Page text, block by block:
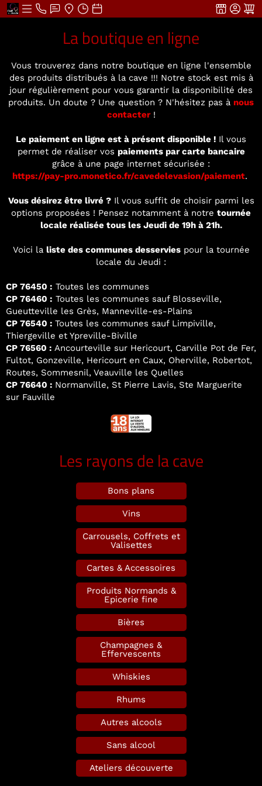
La boutique en ligne
Vous trouverez dans notre boutique en ligne l'ensemble
des produits distribués à la cave !!! Notre stock est mis à
jour régulièrement pour vous garantir la disponibilité des
produits. Un doute ? Une question ? N'hésitez pas à nous
contacter!
Le paiement en ligne est à présent disponible ! Il vous
permet de réaliser vos paiements par carte bancaire
grâce à une page internet sécurisée :
https://pay-pro.monetico.fr/cavedelevasion/paiement.
Vous désirez être livré ?Il vous suffit de choisir parmi les
options proposées ! Pensez notamment à notre tournée
locale réalisée tous les Jeudi de 19h à 21h.
Voici la liste des communes desserviespour la tournée
locale du Jeudi :
CP 76450 : Toutes les communes
CP 76460 : Toutes les communes sauf Blosseville,
Gueutteville les Grès, Manneville-es-Plains
CP 76540 : Toutes les communes sauf Limpiville,
Thiergeville et Ypreville-Biville
CP 76560 : Ancourteville sur Hericourt, Carville Pot de Fer,
Fultot, Gonzeville, Hericourt en Caux, Oherville, Robertot,
Routes, Sommesnil, Veauville les Quelles
CP 76640 : Normanville, St Pierre Lavis, Ste Marguerite
sur Fauville
Les rayons de la cave
Bons plans
Vins
Carrousels, Coffrets et
Valisettes
Cartes & Accessoires
Produits Normands &
Epicerie fine
Bières
Champagnes &
Effervescents
Whiskies
Rhums
Autres alcools
Sans alcool
Ateliers découverte